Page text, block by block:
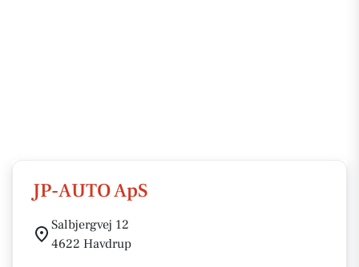
JP-AUTO ApS
Salbjergvej 12
4622 Havdrup